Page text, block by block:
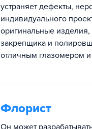
устраняет дефекты,
индивидуального
оригинальные
закрепщика и
отличным глазомером
Флорист
Он может